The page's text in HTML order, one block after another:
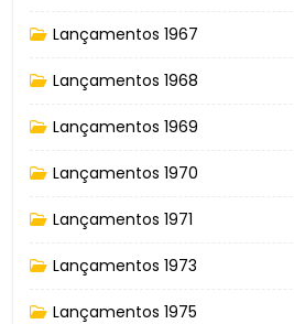
Lançamentos 1967
Lançamentos 1968
Lançamentos 1969
Lançamentos 1970
Lançamentos 1971
Lançamentos 1973
Lançamentos 1975